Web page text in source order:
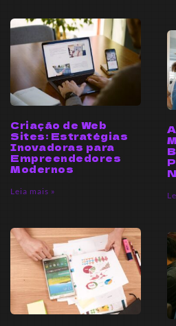
Criação de Web
Sites: Estratégias
Inovadoras para
Empreendedores
Modernos
Leia mais »